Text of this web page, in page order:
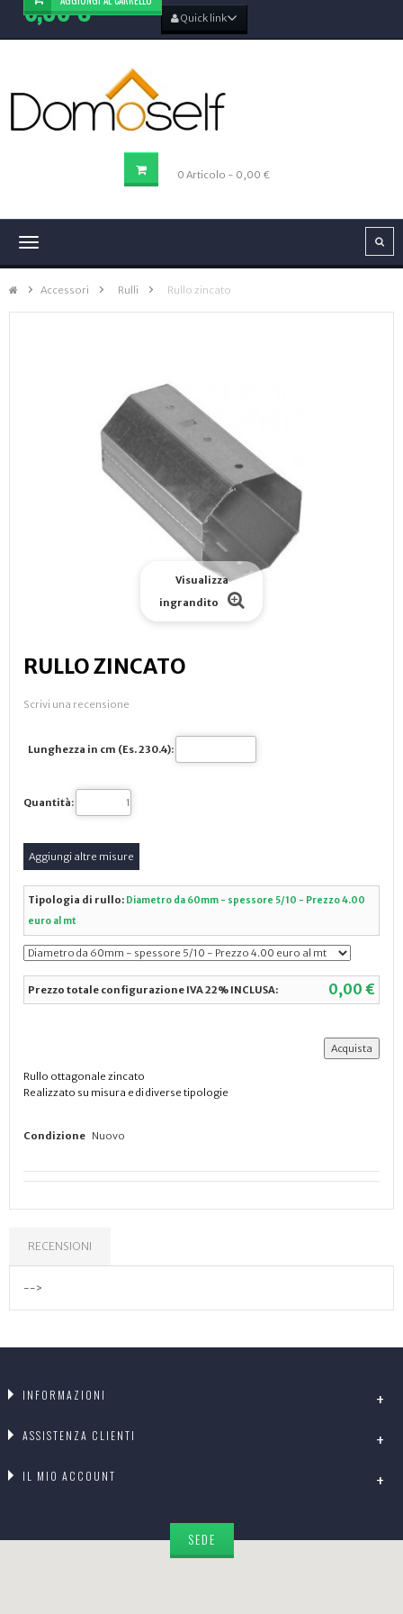
Quick link
0 Articolo - 0,00 €
Navigazione
Accessori > Rulli > Rullo zincato
Visualizza
ingrandito
RULLO ZINCATO
Scrivi una recensione
Lunghezza in cm (Es. 230.4):
Quantità:
Tipologia di rullo: Diametro da 60mm - spessore 5/10 - Prezzo 4.00
euro al mt
Prezzo totale configurazione IVA 22% INCLUSA: 0,00 €
Rullo ottagonale zincato
Realizzato su misura e di diverse tipologie
Condizione Nuovo
6,00 €
RECENSIONI
-->
INFORMAZIONI
ASSISTENZA CLIENTI
IL MIO ACCOUNT
SEDE